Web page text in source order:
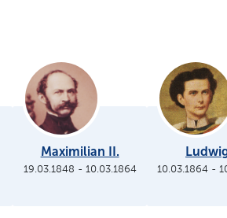
Maximilian II.
19.03.1848 - 10.03.1864 10.03.1864 -